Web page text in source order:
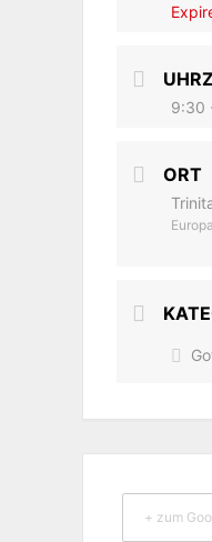
9:30
ORT
+ zum